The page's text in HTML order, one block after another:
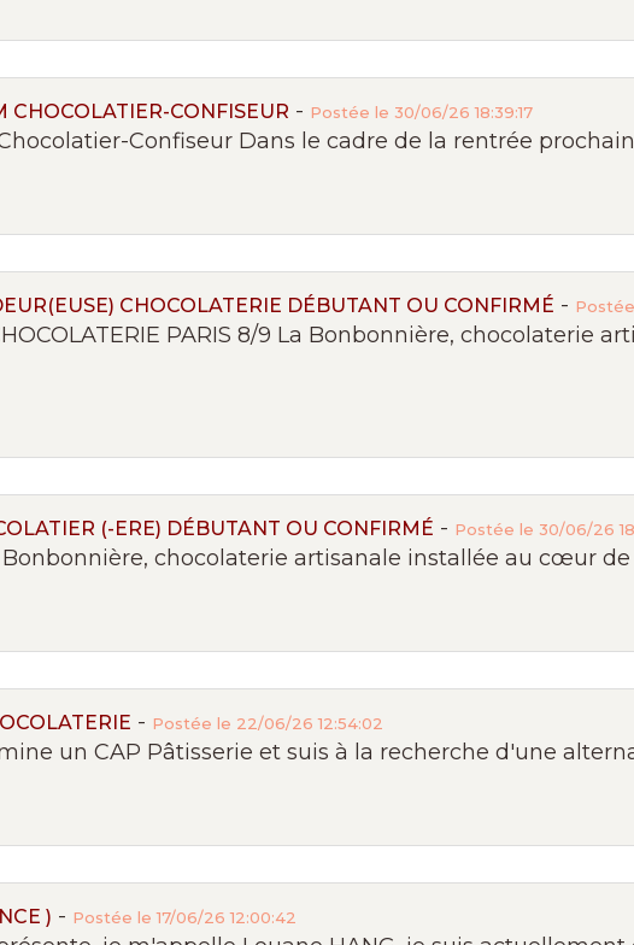
CHOCOLATIER-CONFISEUR - Postée le 30/06/26 18:39:17
Confiseur Dans le cadre de la rentrée
CHOCOLATERIE DÉBUTANT OU CONFIRMÉ -
PARIS 8/9 La Bonbonnière, chocolaterie
(-ERE) DÉBUTANT OU CONFIRMÉ - Postée le 30/06/26
chocolaterie artisanale installée au cœur de
- Postée le 22/06/26 12:54:02
un CAP Pâtisserie et suis à la recherche d'une
) - Postée le 17/06/26 12:00:42